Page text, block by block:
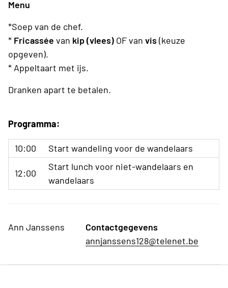
Menu
*Soep van de chef.
* Fricassée van kip (vlees) OF van vis(keuze
opgeven).
* Appeltaart met ijs.
Dranken apart te betalen.
Programma:
10:00 Start wandeling voor de wandelaars
12:00
Start lunch voor niet-wandelaars en
wandelaars
Ann Janssens
Contactgegevens
annjanssens128@telenet.be